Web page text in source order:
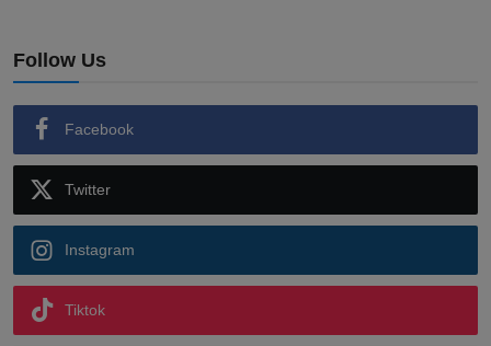
Follow Us
Facebook
Twitter
Instagram
Tiktok